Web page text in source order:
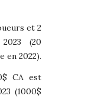
et 2
(20
en 2022).
CA est
(1000$